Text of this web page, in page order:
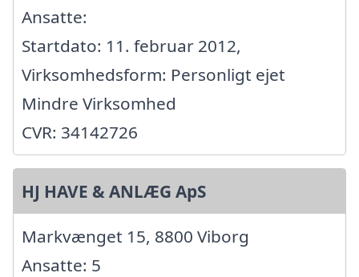
Ansatte:
Startdato: 11. februar 2012,
Virksomhedsform: Personligt ejet
Mindre Virksomhed
CVR: 34142726
HJ HAVE & ANLÆG ApS
Markvænget 15, 8800 Viborg
Ansatte: 5